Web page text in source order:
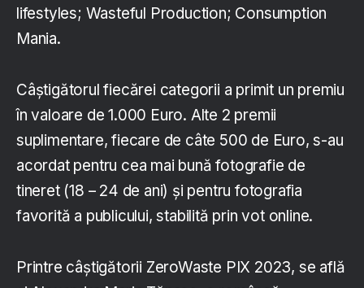
lifestyles; Wasteful Production; Consumption
Mania.
Câștigătorul fiecărei categorii a primit un premiu
în valoare de 1.000 Euro. Alte 2 premii
suplimentare, fiecare de câte 500 de Euro, s-au
acordat pentru cea mai bună fotografie de
tineret (18 – 24 de ani) și pentru fotografia
favorită a publicului, stabilită prin vot online.
Printre câștigătorii ZeroWaste PIX 2023, se află